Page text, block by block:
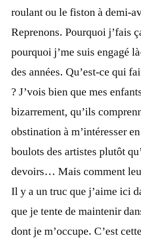
roulant ou le fiston à demi-
Reprenons. Pourquoi j’fais
pourquoi j’me suis engagé
des années. Qu’est-ce qui
? J’vois bien que mes
bizarrement, qu’ils
obstination à m’intéresser
boulots des artistes plutôt
devoirs… Mais comment
Il y a un truc que j’aime ici
que je tente de maintenir
dont je m’occupe. C’est